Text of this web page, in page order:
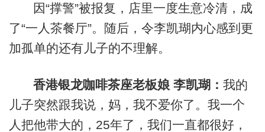
因“撑警”被报复，店里一度生意冷清，成
了“一人茶餐厅”。随后，令李凯瑚内心感到更
加孤单的还有儿子的不理解。
香港银龙咖啡茶座老板娘 李凯瑚： 我的
儿子突然跟我说，妈，我不爱你了。我一个
人把他带大的，25年了，我们一直都很好，